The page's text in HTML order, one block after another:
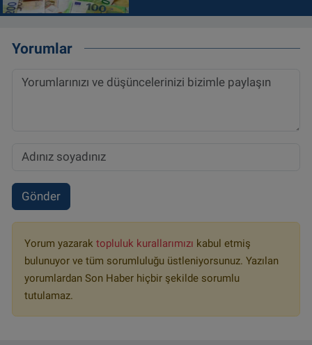
Yorumlar
Gönder
Yorum yazarak topluluk kurallarımızı kabul etmiş
bulunuyor ve tüm sorumluluğu üstleniyorsunuz. Yazılan
yorumlardan Son Haber hiçbir şekilde sorumlu
tutulamaz.